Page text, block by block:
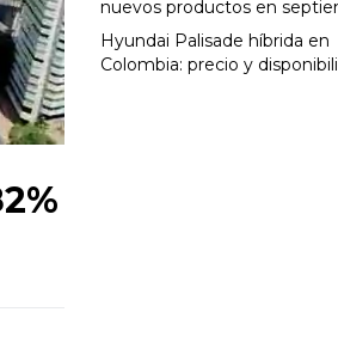
nuevos productos en
Hyundai Palisade híbrida en
Colombia: precio y